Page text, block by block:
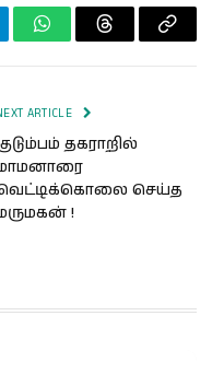
WhatsAppThreadsCopy
ARTICLE
தகராறில்
செய்த
!